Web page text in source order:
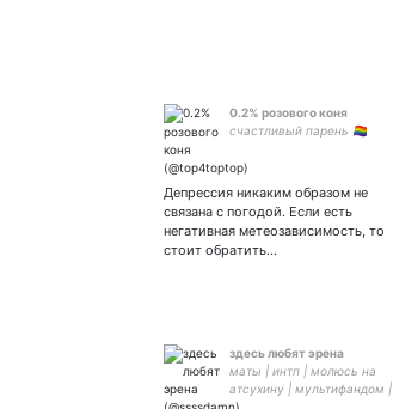
0.2% розового коня
счастливый парень 🏳️‍🌈
Депрессия никаким образом не
связана с погодой. Если есть
негативная метеозависимость, то
стоит обратить…
здесь любят эрена
маты | интп | молюсь на
атсухину | мультифандом |